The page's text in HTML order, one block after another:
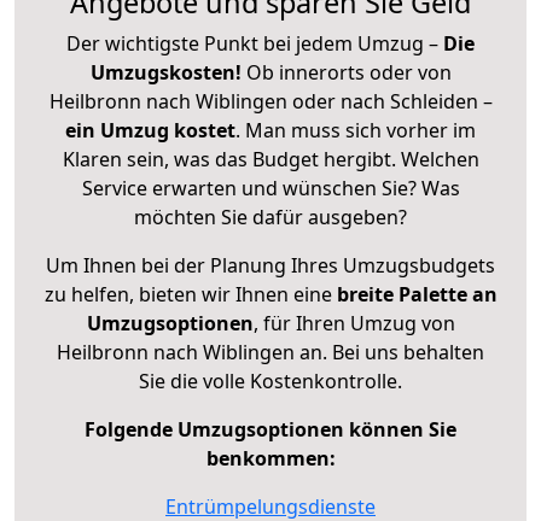
Der wichtigste Punkt bei jedem Umzug – Die
Umzugskosten! Ob innerorts oder von
Heilbronn nach Wiblingen oder nach Schleiden –
ein Umzug kostet. Man muss sich vorher im
Klaren sein, was das Budget hergibt. Welchen
Service erwarten und wünschen Sie? Was
möchten Sie dafür ausgeben?
Um Ihnen bei der Planung Ihres Umzugsbudgets
zu helfen, bieten wir Ihnen eine breite Palette an
Umzugsoptionen, für Ihren Umzug von
Heilbronn nach Wiblingen an. Bei uns behalten
Sie die volle Kostenkontrolle.
Folgende Umzugsoptionen können Sie
benkommen:
Entrümpelungsdienste